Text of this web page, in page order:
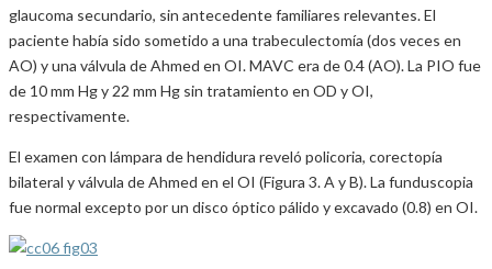
glaucoma secundario, sin antecedente familiares relevantes. El
paciente había sido sometido a una trabeculectomía (dos veces en
AO) y una válvula de Ahmed en OI. MAVC era de 0.4 (AO). La PIO fue
de 10 mm Hg y 22 mm Hg sin tratamiento en OD y OI,
respectivamente.
El examen con lámpara de hendidura reveló policoria, corectopía
bilateral y válvula de Ahmed en el OI (Figura 3. A y B). La funduscopia
fue normal excepto por un disco óptico pálido y excavado (0.8) en OI.